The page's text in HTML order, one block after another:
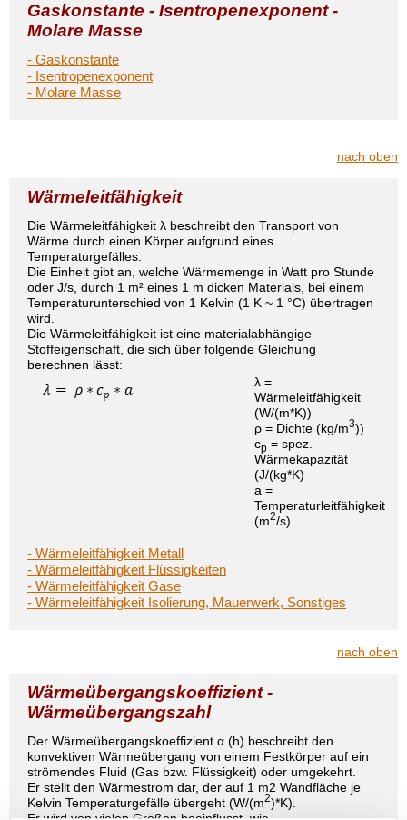
Gaskonstante - Isentropenexponent -
Molare Masse
- Gaskonstante
- Isentropenexponent
- Molare Masse
nach oben
Wärmeleitfähigkeit
Die Wärmeleitfähigkeit λ beschreibt den Transport von
Wärme durch einen Körper aufgrund eines
Temperaturgefälles.
Die Einheit gibt an, welche Wärmemenge in Watt pro Stunde
oder J/s, durch 1 m² eines 1 m dicken Materials, bei einem
Temperaturunterschied von 1 Kelvin (1 K ~ 1 °C) übertragen
wird.
Die Wärmeleitfähigkeit ist eine materialabhängige
Stoffeigenschaft, die sich über folgende Gleichung
berechnen lässt:
λ =
Wärmeleitfähigkeit
(W/(m*K))
ρ = Dichte (kg/m3))
cp = spez.
Wärmekapazität
(J/(kg*K)
a =
Temperaturleitfähigkeit
(m2/s)
- Wärmeleitfähigkeit Metall
- Wärmeleitfähigkeit Flüssigkeiten
- Wärmeleitfähigkeit Gase
- Wärmeleitfähigkeit Isolierung, Mauerwerk, Sonstiges
nach oben
Wärmeübergangskoeffizient -
Wärmeübergangszahl
Der Wärmeübergangskoeffizient α (h) beschreibt den
konvektiven Wärmeübergang von einem Festkörper auf ein
strömendes Fluid (Gas bzw. Flüssigkeit) oder umgekehrt.
Er stellt den Wärmestrom dar, der auf 1 m2 Wandfläche je
Kelvin Temperaturgefälle übergeht (W/(m2)*K).